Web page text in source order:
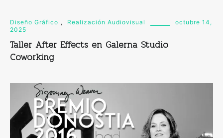
Diseño Gráfico , Realización Audiovisual
octubre 14,
2025
Taller After Effects en Galerna Studio
Coworking